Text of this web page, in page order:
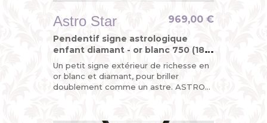
Astro Star
Pendentif signe astrologique
enfant diamant - or blanc 750 (18
carats)
Un petit signe extérieur de richesse en
or blanc et diamant, pour briller
doublement comme un astre. ASTRO
969,00 €